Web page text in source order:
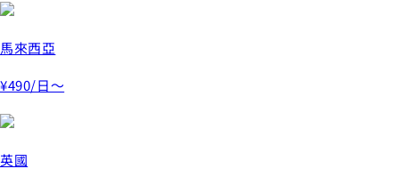
馬來西亞
¥490/日～
英國